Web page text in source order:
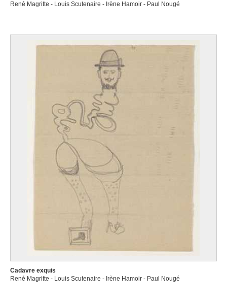
René Magritte - Louis Scutenaire - Irène Hamoir - Paul Nougé
Cadavre exquis
René Magritte - Louis Scutenaire - Irène Hamoir - Paul Nougé